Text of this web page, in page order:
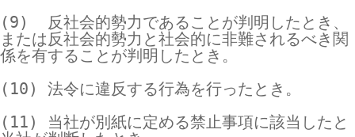
(9)  反社会的勢力であることが判明したとき、
または反社会的勢力と社会的に非難されるべき関
係を有することが判明したとき。
(10) 法令に違反する行為を行ったとき。
(11) 当社が別紙に定める禁止事項に該当したと